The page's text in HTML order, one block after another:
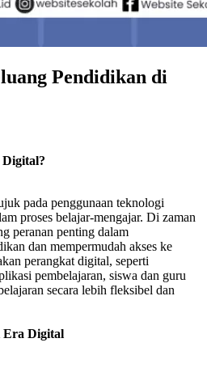
Pendidikan di
pada penggunaan teknologi
proses belajar-mengajar. Di zaman
peranan penting dalam
dan mempermudah akses ke
perangkat digital, seperti
pembelajaran, siswa dan guru
secara lebih fleksibel dan
Era Digital